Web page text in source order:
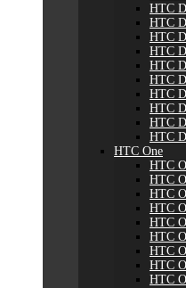
HTC
HTC
HTC
HTC
HTC
HTC
HTC
HTC
HTC
HTC
HTC One
HTC
HTC
HTC
HTC
HTC
HTC
HTC
HTC
HTC